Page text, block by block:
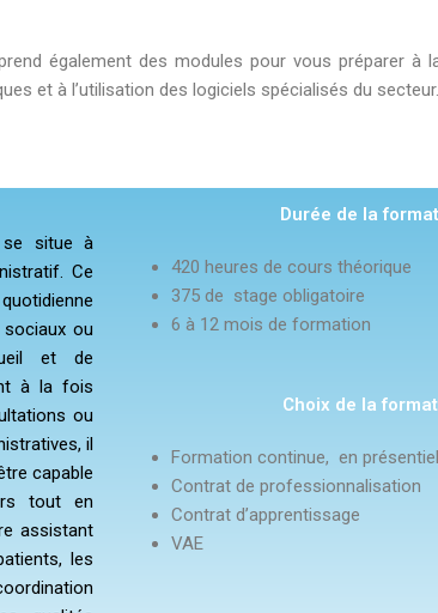
également des modules pour vous préparer à
et à l’utilisation des logiciels spécialisés du secteur.
se situe à
Ce
ou
et de
à la fois
ou
il
capable
tout en
assistant
les
Durée de la
420 heures de cours théorique
375 de stage obligatoire
6 à 12 mois de formation
Choix de la
Formation continue, en
Contrat de professionnalisation
Contrat d’apprentissage
VAE